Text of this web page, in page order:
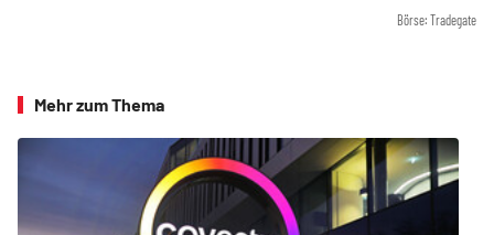
Börse: Tradegate
Mehr zum Thema